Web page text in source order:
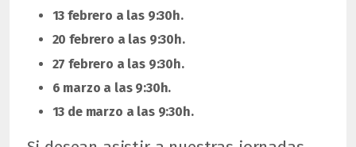
13 febrero a las 9:30h.
20 febrero a las 9:30h.
27 febrero a las 9:30h.
6 marzo a las 9:30h.
13 de marzo a las 9:30h.